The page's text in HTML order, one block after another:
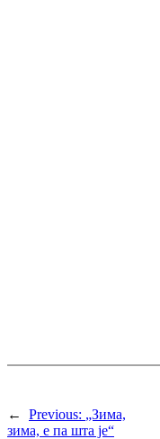
← Previous: „Зима,
зима, е па шта је“